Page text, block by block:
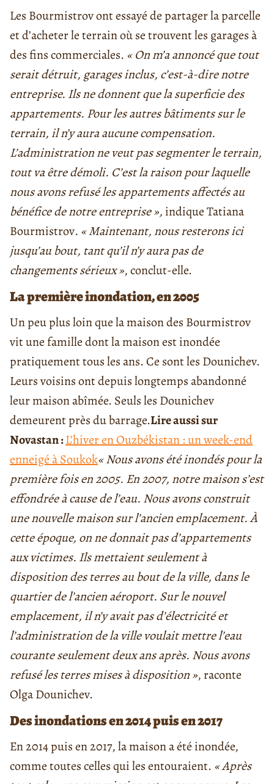
Les Bourmistrov ont essayé de partager la parcelle
et d’acheter le terrain où se trouvent les garages à
des fins commerciales. « On m’a annoncé que tout
serait détruit, garages inclus, c’est-à-dire notre
entreprise. Ils ne donnent que la superficie des
appartements. Pour les autres bâtiments sur le
terrain, il n’y aura aucune compensation.
L’administration ne veut pas segmenter le terrain,
tout va être démoli. C’est la raison pour laquelle
nous avons refusé les appartements affectés au
bénéfice de notre entreprise », indique Tatiana
Bourmistrov. « Maintenant, nous resterons ici
jusqu’au bout, tant qu’il n’y aura pas de
changements sérieux », conclut-elle.
La première inondation, en 2005
Un peu plus loin que la maison des Bourmistrov
vit une famille dont la maison est inondée
pratiquement tous les ans. Ce sont les Dounichev.
Leurs voisins ont depuis longtemps abandonné
leur maison abîmée. Seuls les Dounichev
demeurent près du barrage.Lire aussi sur
Novastan :L’hiver en Ouzbékistan : un week-end
enneigé à Soukok« Nous avons été inondés pour la
première fois en 2005. En 2007, notre maison s’est
effondrée à cause de l’eau. Nous avons construit
une nouvelle maison sur l’ancien emplacement. À
cette époque, on ne donnait pas d’appartements
aux victimes. Ils mettaient seulement à
disposition des terres au bout de la ville, dans le
quartier de l’ancien aéroport. Sur le nouvel
emplacement, il n’y avait pas d’électricité et
l’administration de la ville voulait mettre l’eau
courante seulement deux ans après. Nous avons
refusé les terres mises à disposition », raconte
Olga Dounichev.
Des inondations en 2014 puis en 2017
En 2014 puis en 2017, la maison a été inondée,
comme toutes celles qui les entouraient. « Après